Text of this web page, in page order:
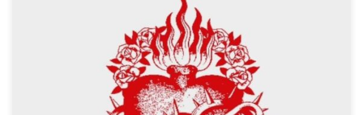
Escribió Liliana Mizrahi: Por culpa, adoramos lo que nos aplasta.
Amamos lo que nos hiere. Nos quedamos ahí donde nos humillan
y nos violan. (…) Y siempre encontramos algún pretexto para
castigarnos y recibir sentencias. La culpa nos confunde y nos quita
lucidez, también sirve para mantenernos inmaduras, como